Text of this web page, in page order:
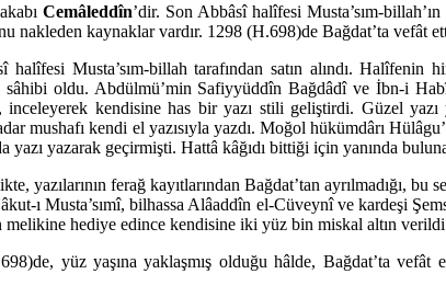
Cemâleddîn’dir. Son Abbâsî halîfesi Musta’sım-
nakleden kaynaklar vardır. 1298 (H.698)de Bağdat’ta vefât
Musta’sım-billah tarafından satın alındı. Halîfenin
oldu. Abdülmü’min Safiyyüddîn Bağdâdî ve İbn-i
kendisine has bir yazı stili geliştirdi. Güzel
mushafı kendi el yazısıyla yazdı. Moğol hükümdârı
yazarak geçirmişti. Hattâ kâğıdı bittiği için yanında
yazılarının ferağ kayıtlarından Bağdat’tan ayrılmadığı, bu
ı Musta’sımî, bilhassa Alâaddîn el-Cüveynî ve kardeşi
hediye edince kendisine iki yüz bin miskal altın
yüz yaşına yaklaşmış olduğu hâlde, Bağdat’ta vefât